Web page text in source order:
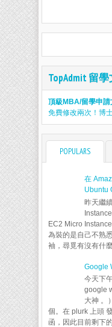
TopAdmit 留
頂級MBA/留學申請
免費修改兩次！博
POPULARS
在
Ubuntu
昨天繼
EC2 Micro
為裝的是自己不熟
袖，尋覓有沒有什
Google
今天下
google
大神 。
個。在 plurk 上頭
函，因此目前剩下